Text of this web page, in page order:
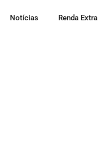
Notícias Renda Extra